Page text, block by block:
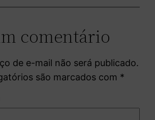
comentário
de e-mail não será publicado.
são marcados com *